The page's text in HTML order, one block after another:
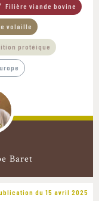
Filière viande bovine
volaille
protéique
Baret
du 15 avril 2025